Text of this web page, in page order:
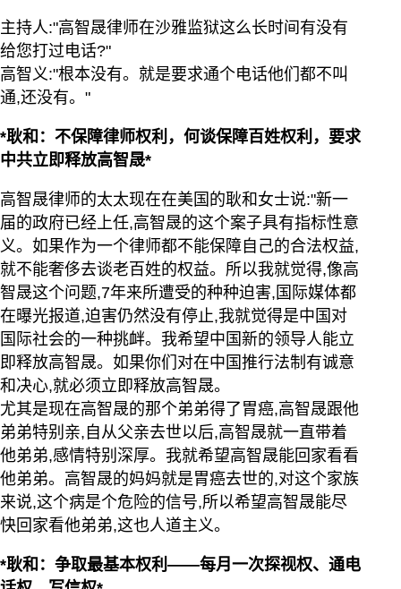
主持人:"高智晟律师在沙雅监狱这么长时间有没有
给您打过电话?"
高智义:"根本没有。就是要求通个电话他们都不叫
通,还没有。"
*耿和：不保障律师权利，何谈保障百姓权利，要求
中共立即释放高智晟*
高智晟律师的太太现在在美国的耿和女士说:"新一
届的政府已经上任,高智晟的这个案子具有指标性意
义。如果作为一个律师都不能保障自己的合法权益,
就不能奢侈去谈老百姓的权益。所以我就觉得,像高
智晟这个问题,7年来所遭受的种种迫害,国际媒体都
在曝光报道,迫害仍然没有停止,我就觉得是中国对
国际社会的一种挑衅。我希望中国新的领导人能立
即释放高智晟。如果你们对在中国推行法制有诚意
和决心,就必须立即释放高智晟。
尤其是现在高智晟的那个弟弟得了胃癌,高智晟跟他
弟弟特别亲,自从父亲去世以后,高智晟就一直带着
他弟弟,感情特别深厚。我就希望高智晟能回家看看
他弟弟。高智晟的妈妈就是胃癌去世的,对这个家族
来说,这个病是个危险的信号,所以希望高智晟能尽
快回家看他弟弟,这也人道主义。
*耿和：争取最基本权利——每月一次探视权、通电